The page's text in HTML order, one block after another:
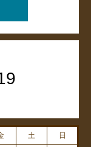
土 日